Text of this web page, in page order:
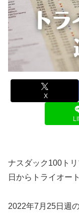
X
ナスダック100ト
日からトライオー
2022年7月25日週